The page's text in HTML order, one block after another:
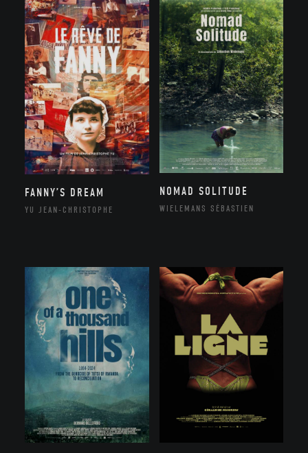
FANNY’S DREAM
YU JEAN-CHRISTOPHE
NOMAD SOLITUDE
WIELEMANS SÉBASTIEN